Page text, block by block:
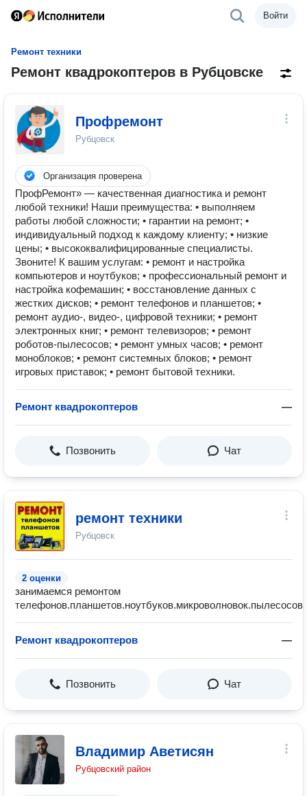
Войти
Ремонт техники
Ремонт квадрокоптеров в Рубцовске
Профремонт
Рубцовск
Организация проверена
ПрофРемонт» — качественная диагностика и ремонт
любой техники! Наши преимущества: • выполняем
работы любой сложности; • гарантии на ремонт; •
индивидуальный подход к каждому клиенту; • низкие
цены; • высококвалифицированные специалисты.
Звоните! К вашим услугам: • ремонт и настройка
компьютеров и ноутбуков; • профессиональный ремонт и
настройка кофемашин; • восстановление данных с
жестких дисков; • ремонт телефонов и планшетов; •
ремонт аудио-, видео-, цифровой техники; • ремонт
электронных книг; • ремонт телевизоров; • ремонт
роботов-пылесосов; • ремонт умных часов; • ремонт
моноблоков; • ремонт системных блоков; • ремонт
игровых приставок; • ремонт бытовой техники.
Ремонт квадрокоптеров —
Позвонить Чат
ремонт техники
Рубцовск
2 оценки
занимаемся ремонтом
Ремонт квадрокоптеров —
Позвонить Чат
Владимир Аветисян
Рубцовский район